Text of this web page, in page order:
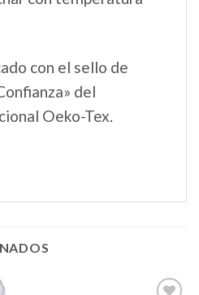
con el sello de
del
Oeko-Tex.